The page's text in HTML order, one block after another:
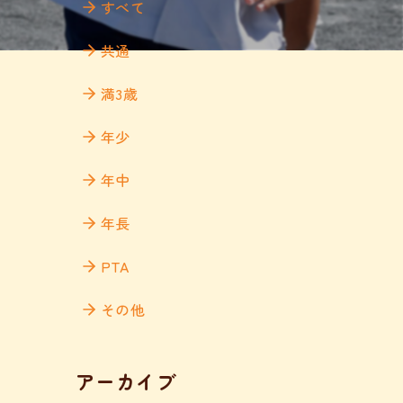
すべて
共通
満3歳
年少
年中
年長
PTA
その他
アーカイブ